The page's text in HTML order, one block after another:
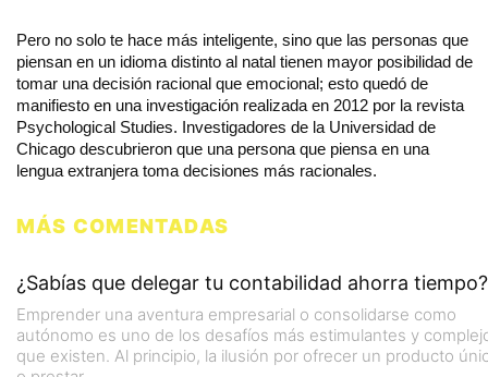
Pero no solo te hace más inteligente, sino que las personas que
piensan en un idioma distinto al natal tienen mayor posibilidad de
tomar una decisión racional que emocional; esto quedó de
manifiesto en una investigación realizada en 2012 por la revista
Psychological Studies. Investigadores de la Universidad de
Chicago descubrieron que una persona que piensa en una
lengua extranjera toma decisiones más racionales.
MÁS COMENTADAS
¿Sabías que delegar tu contabilidad ahorra tiempo?
Emprender una aventura empresarial o consolidarse como
autónomo es uno de los desafíos más estimulantes y
que existen. Al principio, la ilusión por ofrecer un producto